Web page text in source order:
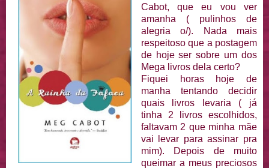
Cabot, que eu vou ver
amanha ( pulinhos de
alegria o/). Nada mais
respeitoso que a postagem
de hoje ser sobre um dos
Mega livros dela certo?
Fiquei horas hoje de
manha tentando decidir
quais livros levaria ( já
tinha 2 livros escolhidos,
faltavam 2 que minha mãe
vai levar para assinar pra
mim). Depois de muito
queimar a meus preciosos